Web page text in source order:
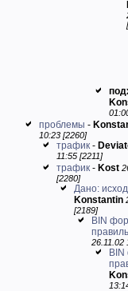
проблемы -
10:23 [2260]
трафик -
11:55 [2211]
трафик - Kost
[2280]
Дано:
Konstantin
[2189]
BIN
26.11.02